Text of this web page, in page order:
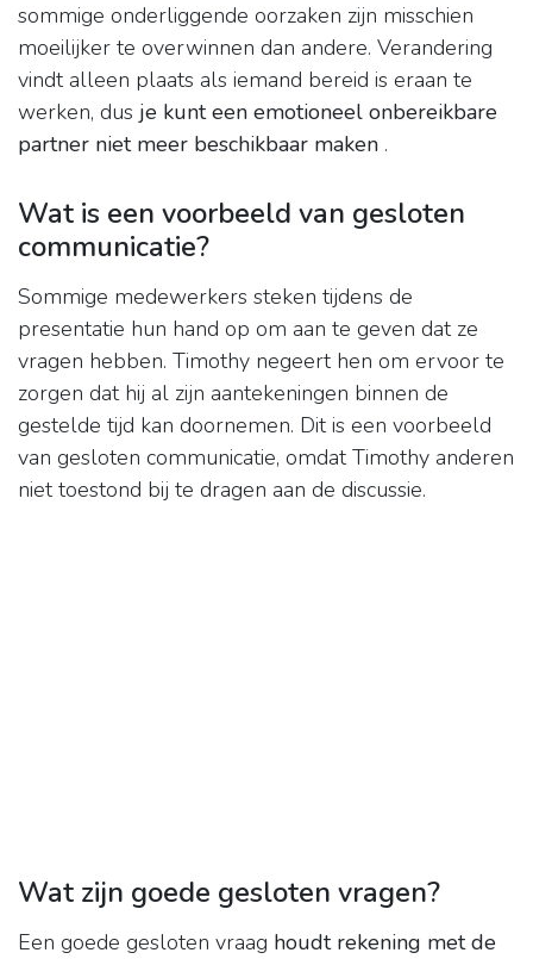
sommige onderliggende oorzaken zijn misschien
moeilijker te overwinnen dan andere. Verandering
vindt alleen plaats als iemand bereid is eraan te
werken, dus je kunt een emotioneel onbereikbare
partner niet meer beschikbaar maken .
Wat is een voorbeeld van gesloten
communicatie?
Sommige medewerkers steken tijdens de
presentatie hun hand op om aan te geven dat ze
vragen hebben. Timothy negeert hen om ervoor te
zorgen dat hij al zijn aantekeningen binnen de
gestelde tijd kan doornemen. Dit is een voorbeeld
van gesloten communicatie, omdat Timothy anderen
niet toestond bij te dragen aan de discussie.
Wat zijn goede gesloten vragen?
Een goede gesloten vraag houdt rekening met de